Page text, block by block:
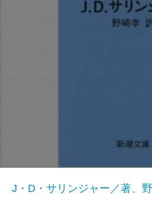
J・D・サリンジャー／著、